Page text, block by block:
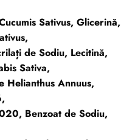
Sativus, Glicerină,
de Sodiu, Lecitină,
Sativa,
Helianthus Annuus,
Benzoat de Sodiu,